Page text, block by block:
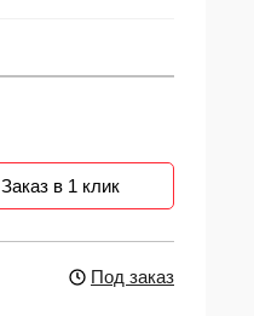
Заказ в 1 клик
Под заказ